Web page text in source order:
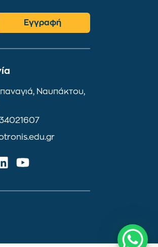
Εγγραφή
Ναυπάκτου,